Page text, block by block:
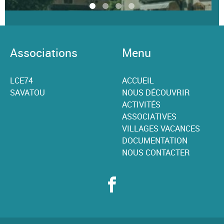
Associations
LCE74
SAVATOU
Menu
ACCUEIL
NOUS DÉCOUVRIR
ACTIVITÉS
ASSOCIATIVES
VILLAGES VACANCES
DOCUMENTATION
NOUS CONTACTER